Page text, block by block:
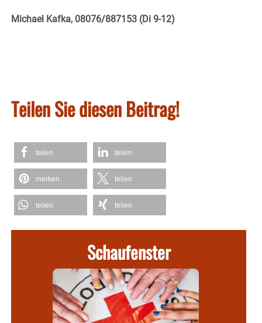
Michael Kafka, 08076/887153 (Di 9-12)
Teilen Sie diesen Beitrag!
teilen teilen
merken teilen
teilen teilen
Schaufenster